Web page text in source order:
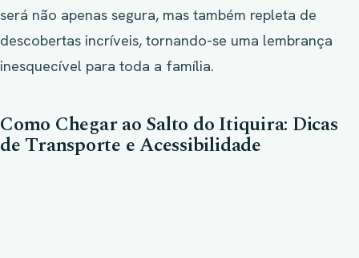
será não apenas segura, mas também repleta de
descobertas incríveis, tornando-se uma lembrança
inesquecível para toda a família.
Como Chegar ao Salto do Itiquira: Dicas
de Transporte e Acessibilidade